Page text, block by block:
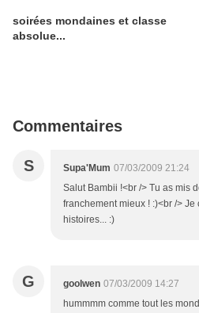
soirées mondaines et classe
absolue...
Commentaires
S Supa'Mum 07/03/2009 21:24
Salut Bambii !<br /> Tu as mis
franchement mieux ! :)<br />
histoires... :)
G goolwen 07/03/2009 14:27
hummmm comme tout les